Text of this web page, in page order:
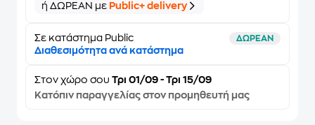
ή ΔΩΡΕΑΝ με Public+ delivery
Σε κατάστημα Public ΔΩΡΕΑΝ
Διαθεσιμότητα ανά κατάστημα
Στον χώρο σου Τρι 01/09 - Τρι 15/09
Κατόπιν παραγγελίας στον προμηθευτή μας